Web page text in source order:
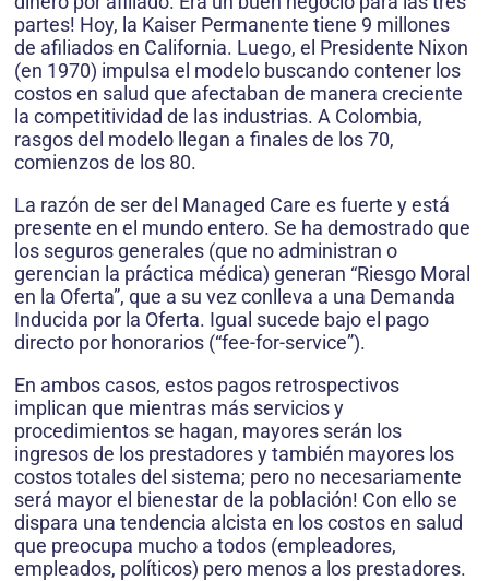
partes! Hoy, la Kaiser Permanente tiene 9 millones
de afiliados en California. Luego, el Presidente Nixon
(en 1970) impulsa el modelo buscando contener los
costos en salud que afectaban de manera creciente
la competitividad de las industrias. A Colombia,
rasgos del modelo llegan a finales de los 70,
comienzos de los 80.
La razón de ser del Managed Care es fuerte y está
presente en el mundo entero. Se ha demostrado que
los seguros generales (que no administran o
gerencian la práctica médica) generan “Riesgo Moral
en la Oferta”, que a su vez conlleva a una Demanda
Inducida por la Oferta. Igual sucede bajo el pago
directo por honorarios (“fee-for-service”).
En ambos casos, estos pagos retrospectivos
implican que mientras más servicios y
procedimientos se hagan, mayores serán los
ingresos de los prestadores y también mayores los
costos totales del sistema; pero no necesariamente
será mayor el bienestar de la población! Con ello se
dispara una tendencia alcista en los costos en salud
que preocupa mucho a todos (empleadores,
empleados, políticos) pero menos a los prestadores.